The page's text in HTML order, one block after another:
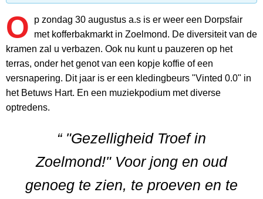
O
p zondag 30 augustus a.s is er weer een Dorpsfair
met kofferbakmarkt in Zoelmond. De diversiteit van de
kramen zal u verbazen. Ook nu kunt u pauzeren op het
terras, onder het genot van een kopje koffie of een
versnapering. Dit jaar is er een kledingbeurs "Vinted 0.0" in
het Betuws Hart. En een muziekpodium met diverse
optredens.
“ "Gezelligheid Troef in
Zoelmond!" Voor jong en oud
genoeg te zien, te proeven en te